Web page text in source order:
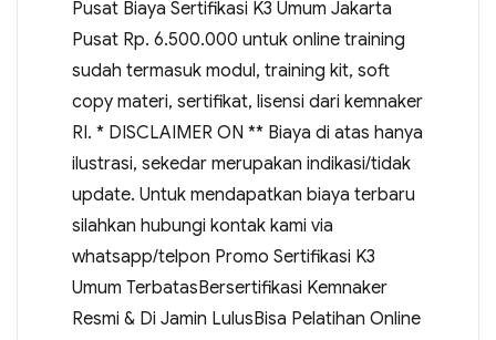
Pusat Biaya Sertifikasi K3 Umum Jakarta
Pusat Rp. 6.500.000 untuk online training
sudah termasuk modul, training kit, soft
copy materi, sertifikat, lisensi dari kemnaker
RI. * DISCLAIMER ON ** Biaya di atas hanya
ilustrasi, sekedar merupakan indikasi/tidak
update. Untuk mendapatkan biaya terbaru
silahkan hubungi kontak kami via
whatsapp/telpon Promo Sertifikasi K3
Umum TerbatasBersertifikasi Kemnaker
Resmi & Di Jamin LulusBisa Pelatihan Online